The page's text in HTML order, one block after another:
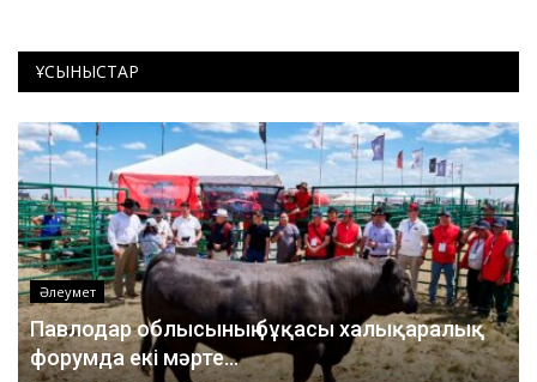
ҰСЫНЫСТАР
Әлеумет
Павлодар облысының бұқасы халықаралық
форумда екі мәрте...